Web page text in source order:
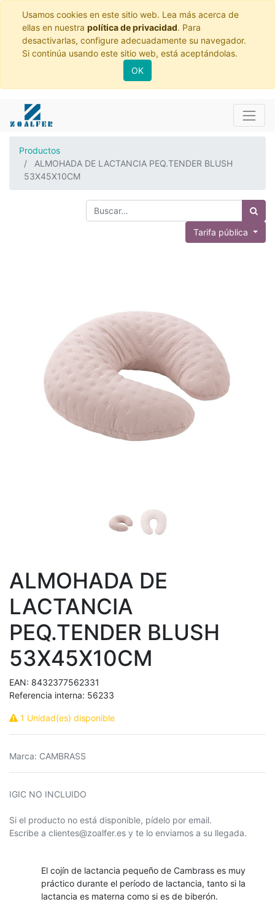
Usamos cookies en este sitio web. Lea más acerca de
ellas en nuestra política de privacidad. Para
desactivarlas, configure adecuadamente su navegador.
Si continúa usando este sitio web, está aceptándolas.
OK
Productos
ALMOHADA DE LACTANCIA PEQ.TENDER BLUSH
53X45X10CM
Tarifa pública
ALMOHADA DE
LACTANCIA
PEQ.TENDER BLUSH
53X45X10CM
EAN: 8432377562331
Referencia interna: 56233
1 Unidad(es) disponible
Marca: CAMBRASS
IGIC NO INCLUIDO
Si el producto no está disponible, pídelo por email.
Escribe a clientes@zoalfer.es y te lo enviamos a su llegada.
El cojín de lactancia pequeño de Cambrass es muy
práctico durante el período de lactancia, tanto si la
lactancia es materna como si es de biberón.